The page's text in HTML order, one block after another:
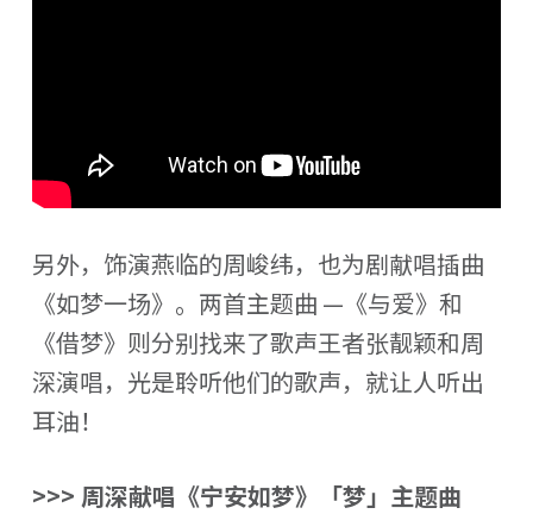
另外，饰演燕临的周峻纬，也为剧献唱插曲
《如梦一场》。两首主题曲 —《与爱》和
《借梦》则分别找来了歌声王者张靓颖和周
深演唱，光是聆听他们的歌声，就让人听出
耳油！
>>> 周深献唱《宁安如梦》「梦」主题曲